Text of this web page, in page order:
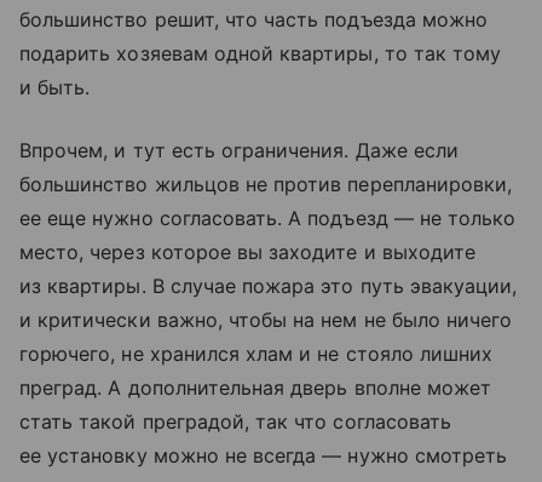
большинство решит, что часть подъезда можно
подарить хозяевам одной квартиры, то так тому
и быть.
Впрочем, и тут есть ограничения. Даже если
большинство жильцов не против перепланировки,
ее еще нужно согласовать. А подъезд — не только
место, через которое вы заходите и выходите
из квартиры. В случае пожара это путь эвакуации,
и критически важно, чтобы на нем не было ничего
горючего, не хранился хлам и не стояло лишних
преград. А дополнительная дверь вполне может
стать такой преградой, так что согласовать
ее установку можно не всегда — нужно смотреть